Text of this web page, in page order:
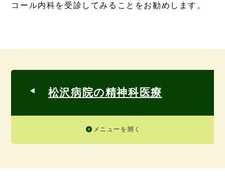
コール内科を受診してみることをお勧めします。
松沢病院の精神科医療
メニューを開く